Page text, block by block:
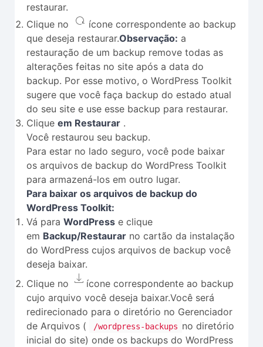
restaurar.
Clique no
ícone correspondente ao backup
que deseja restaurar.Observação: a
restauração de um backup remove todas as
alterações feitas no site após a data do
backup. Por esse motivo, o WordPress Toolkit
sugere que você faça backup do estado atual
do seu site e use esse backup para restaurar.
Clique em Restaurar .
Você restaurou seu backup.
Para estar no lado seguro, você pode baixar
os arquivos de backup do WordPress Toolkit
para armazená-los em outro lugar.
Para baixar os arquivos de backup do
WordPress Toolkit:
Vá para WordPress e clique
em Backup/Restaurar no cartão da instalação
do WordPress cujos arquivos de backup você
deseja baixar.
Clique no
ícone correspondente ao backup
cujo arquivo você deseja baixar.Você será
redirecionado para o diretório no Gerenciador
de Arquivos (
/wordpress-backups no diretório
inicial do site) onde os backups do WordPress